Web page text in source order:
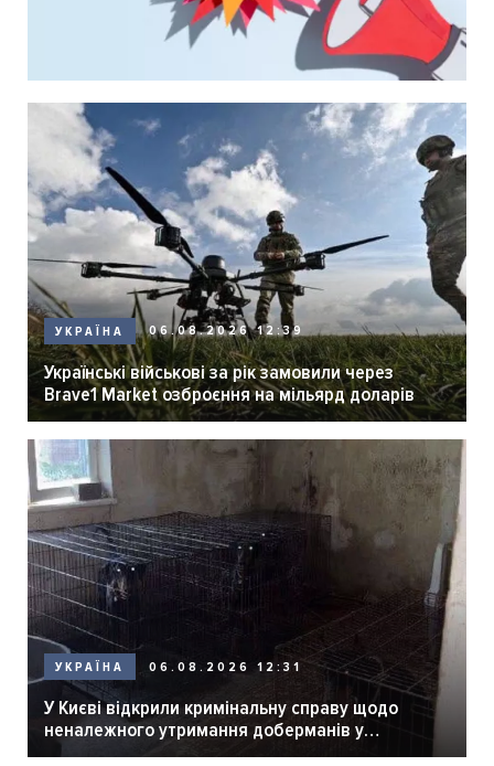
УКРАЇНА 06.08.2026 12:39
Українські військові за рік замовили через
Brave1 Market озброєння на мільярд доларів
УКРАЇНА 06.08.2026 12:31
У Києві відкрили кримінальну справу щодо
неналежного утримання доберманів у
розпліднику